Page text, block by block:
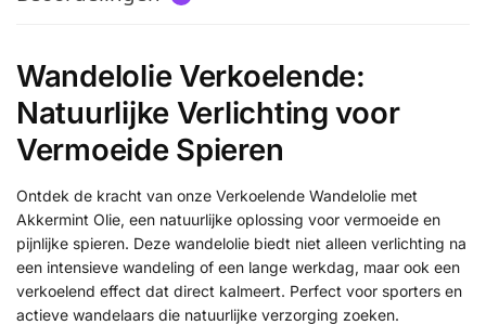
WandelolieVerkoelende:
Natuurlijke Verlichting voor
Vermoeide Spieren
Ontdek de kracht van onze Verkoelende Wandelolie met
Akkermint Olie, een natuurlijke oplossing voor vermoeide en
pijnlijke spieren. Deze wandelolie biedt niet alleen verlichting na
een intensieve wandeling of een lange werkdag, maar ook een
verkoelend effect dat direct kalmeert. Perfect voor sporters en
actieve wandelaars die natuurlijke verzorging zoeken.